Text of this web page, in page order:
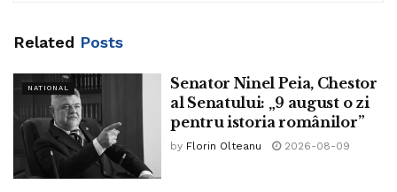
Related Posts
NATIONAL
Senator Ninel Peia, Chestor
al Senatului: „9 august o zi
pentru istoria românilor”
by Florin Olteanu 2026-08-09